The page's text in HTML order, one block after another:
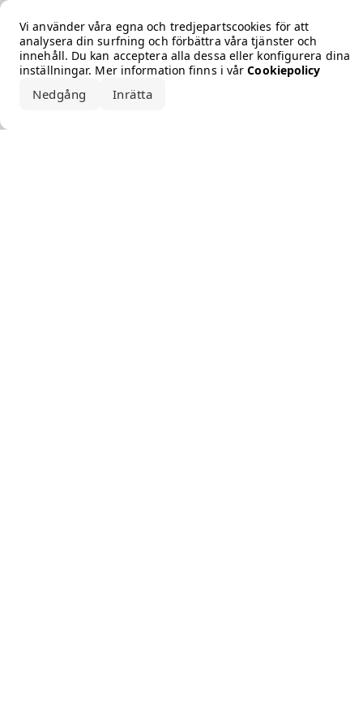
Vi använder våra egna och tredjepartscookies för att
analysera din surfning och förbättra våra tjänster och
innehåll. Du kan acceptera alla dessa eller konfigurera dina
inställningar. Mer information finns i vårCookiepolicy
Nedgång Inrätta
Error loading the brand